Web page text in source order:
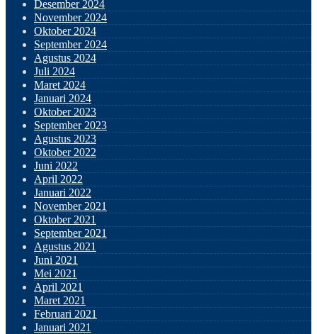
Desember 2024
November 2024
Oktober 2024
September 2024
Agustus 2024
Juli 2024
Maret 2024
Januari 2024
Oktober 2023
September 2023
Agustus 2023
Oktober 2022
Juni 2022
April 2022
Januari 2022
November 2021
Oktober 2021
September 2021
Agustus 2021
Juni 2021
Mei 2021
April 2021
Maret 2021
Februari 2021
Januari 2021